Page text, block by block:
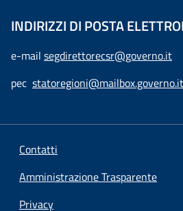
INDIRIZZI DI POSTA
e-mail segdirettorecsr@governo.it
pec statoregioni@mailbox.governo.it
Contatti
Amministrazione Trasparente
Privacy